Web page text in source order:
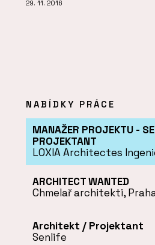
29. 11. 2016
NABÍDKY PRÁCE
MANAŽER PROJEKTU -
PROJEKTANT
LOXIA Architectes
ARCHITECT WANTED
Chmelař architekti,
Architekt / Projektant
Senlife